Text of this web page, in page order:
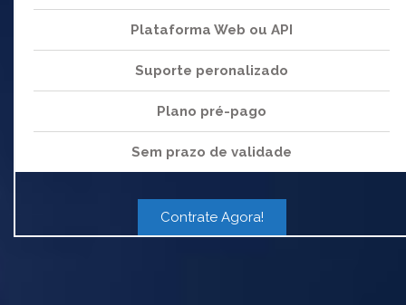
Plataforma Web ou API
Suporte peronalizado
Plano pré-pago
Sem prazo de validade
Contrate Agora!